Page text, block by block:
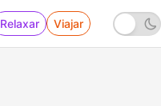
Relaxar Viajar